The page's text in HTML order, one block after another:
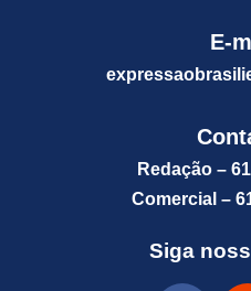
E-
Redação –
Comercial –
Siga